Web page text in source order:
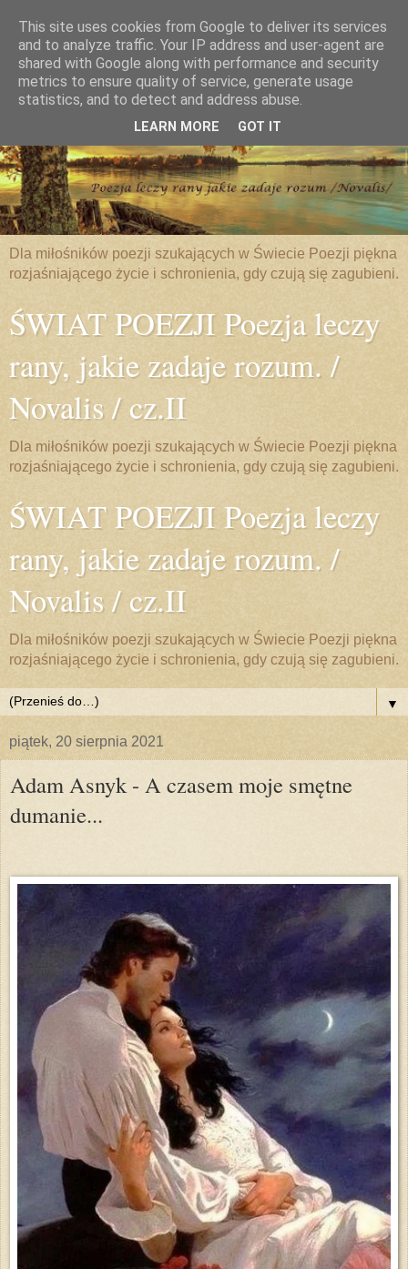
Dla miłośników poezji szukających w Świecie Poezji piękna
rozjaśniającego życie i schronienia, gdy czują się zagubieni.
ŚWIAT POEZJI Poezja leczy
rany, jakie zadaje rozum. /
Novalis / cz.II
Dla miłośników poezji szukających w Świecie Poezji piękna
rozjaśniającego życie i schronienia, gdy czują się zagubieni.
ŚWIAT POEZJI Poezja leczy
rany, jakie zadaje rozum. /
Novalis / cz.II
Dla miłośników poezji szukających w Świecie Poezji piękna
rozjaśniającego życie i schronienia, gdy czują się zagubieni.
▼
piątek, 20 sierpnia 2021
Adam Asnyk - A czasem moje smętne
dumanie...
This site uses cookies from Google to deliver its services
and to analyze traffic. Your IP address and user-agent are
shared with Google along with performance and security
metrics to ensure quality of service, generate usage
statistics, and to detect and address abuse.
LEARN MORE GOT IT